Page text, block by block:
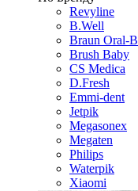
Revyline
B.Well
Braun Oral-B
Brush Baby
CS Medica
D.Fresh
Emmi-dent
Jetpik
Megasonex
Megaten
Philips
Waterpik
Xiaomi